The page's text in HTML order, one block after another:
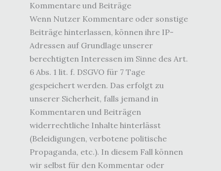
Kommentare und Beiträge
Wenn Nutzer Kommentare oder sonstige
Beiträge hinterlassen, können ihre IP-
Adressen auf Grundlage unserer
berechtigten Interessen im Sinne des Art.
6 Abs. 1 lit. f. DSGVO für 7 Tage
gespeichert werden. Das erfolgt zu
unserer Sicherheit, falls jemand in
Kommentaren und Beiträgen
widerrechtliche Inhalte hinterlässt
(Beleidigungen, verbotene politische
Propaganda, etc.). In diesem Fall können
wir selbst für den Kommentar oder